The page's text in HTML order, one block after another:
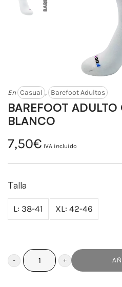
En Casual , Barefoot Adultos
BAREFOOT ADULTO
BLANCO
7,50€ IVA incluido
Talla
L: 38-41 XL: 42-46
BAREFOOT